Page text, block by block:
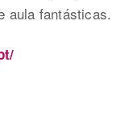
aula fantásticas.